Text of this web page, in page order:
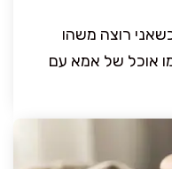
רוצה משהו
אוכל של אמא עם